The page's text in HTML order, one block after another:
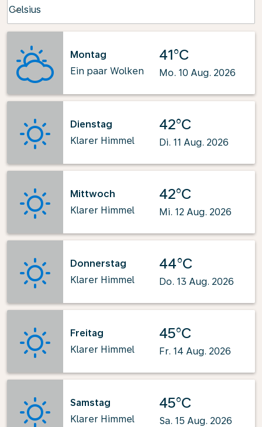
Celsius
keyboard_arrow_down
Montag
Ein paar Wolken
41°C
Mo. 10 Aug. 2026
Dienstag
Klarer Himmel
42°C
Di. 11 Aug. 2026
Mittwoch
Klarer Himmel
42°C
Mi. 12 Aug. 2026
Donnerstag
Klarer Himmel
44°C
Do. 13 Aug. 2026
Freitag
Klarer Himmel
45°C
Fr. 14 Aug. 2026
Samstag
Klarer Himmel
45°C
Sa. 15 Aug. 2026